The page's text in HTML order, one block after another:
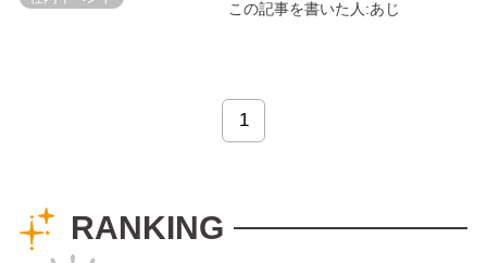
アワードの準備とし
新人研修の一環でや
り方を代々新卒に引
この記事を書いた人:あじ
1
RANKING